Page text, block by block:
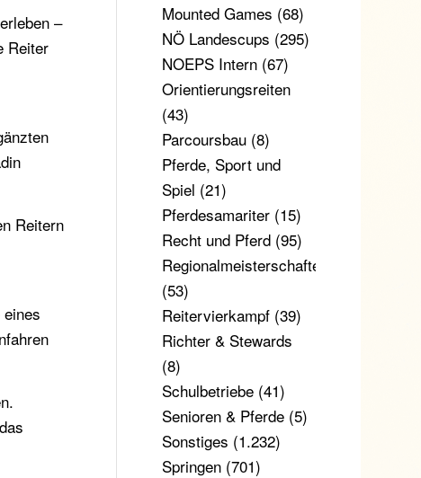
–
Reiter
Reitern
Mounted Games (68)
NÖ Landescups (295)
NOEPS Intern(67)
Orientierungsreiten
(43)
Parcoursbau(8)
Pferde, Sport und
Spiel (21)
Pferdesamariter(15)
Recht und Pferd(95)
Regionalmeisterschaften
(53)
Reitervierkampf(39)
Richter & Stewards
(8)
Schulbetriebe(41)
Senioren & Pferde(5)
Sonstiges (1.232)
Springen(701)